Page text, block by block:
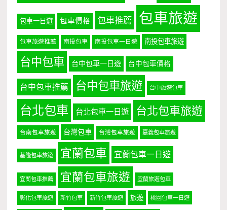
包車一日遊 包車價格 包車推薦 包車旅遊
包車旅遊推薦 南投包車 南投包車一日遊 南投包車旅遊
台中包車 台中包車一日遊 台中包車價格
台中包車推薦 台中包車旅遊 台中旅遊包車
台北包車 台北包車一日遊 台北包車旅遊
台南包車旅遊 台灣包車 台灣包車旅遊 嘉義包車旅遊
基隆包車旅遊 宜蘭包車 宜蘭包車一日遊
宜蘭包車推薦 宜蘭包車旅遊 宜蘭旅遊包車
彰化包車旅遊 新竹包車 新竹包車旅遊 旅遊 桃園包車一日遊